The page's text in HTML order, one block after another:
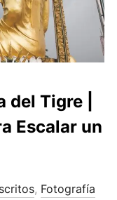
del Tigre |
Escalar un
, Fotografía